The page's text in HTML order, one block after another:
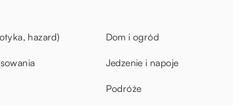
hazard) Dom i ogród
Jedzenie i napoje
Podróże